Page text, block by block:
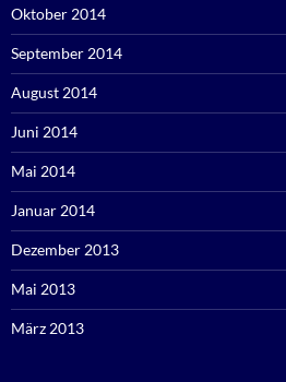
Oktober 2014
September 2014
August 2014
Juni 2014
Mai 2014
Januar 2014
Dezember 2013
Mai 2013
März 2013